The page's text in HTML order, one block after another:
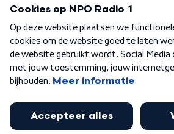
Algemene voorwaarden